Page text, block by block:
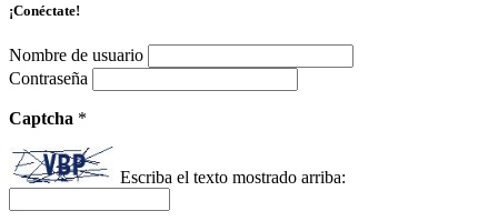
¡Conéctate!
Nombre de usuario
Contraseña
Captcha *
Escriba el texto mostrado arriba: